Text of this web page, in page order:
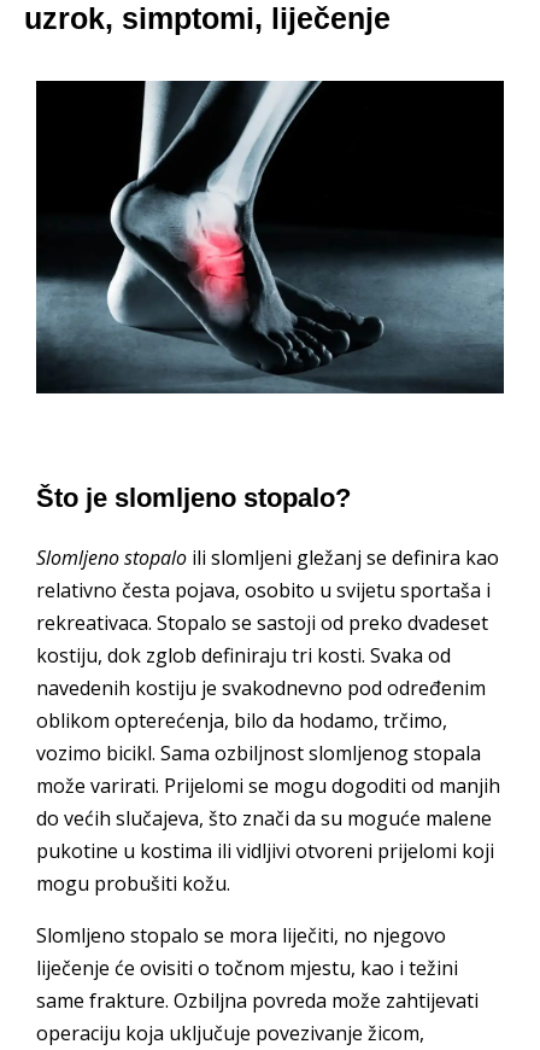
uzrok, simptomi, liječenje
Što je slomljeno stopalo?
Slomljeno stopalo ili slomljeni gležanj se definira kao
relativno česta pojava, osobito u svijetu sportaša i
rekreativaca. Stopalo se sastoji od preko dvadeset
kostiju, dok zglob definiraju tri kosti. Svaka od
navedenih kostiju je svakodnevno pod određenim
oblikom opterećenja, bilo da hodamo, trčimo,
vozimo bicikl. Sama ozbiljnost slomljenog stopala
može varirati. Prijelomi se mogu dogoditi od manjih
do većih slučajeva, što znači da su moguće malene
pukotine u kostima ili vidljivi otvoreni prijelomi koji
mogu probušiti kožu.
Slomljeno stopalo se mora liječiti, no njegovo
liječenje će ovisiti o točnom mjestu, kao i težini
same frakture. Ozbiljna povreda može zahtijevati
operaciju koja uključuje povezivanje žicom,